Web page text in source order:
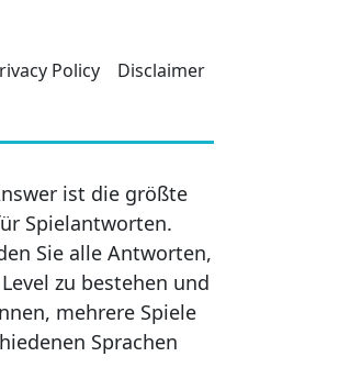
Policy Disclaimer
ist die größte
Spielantworten.
Sie alle Antworten,
zu bestehen und
mehrere Spiele
Sprachen